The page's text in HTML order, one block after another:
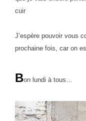
cuir
J’espère pouvoir vous
prochaine fois, car on
Bon lundi à tous…